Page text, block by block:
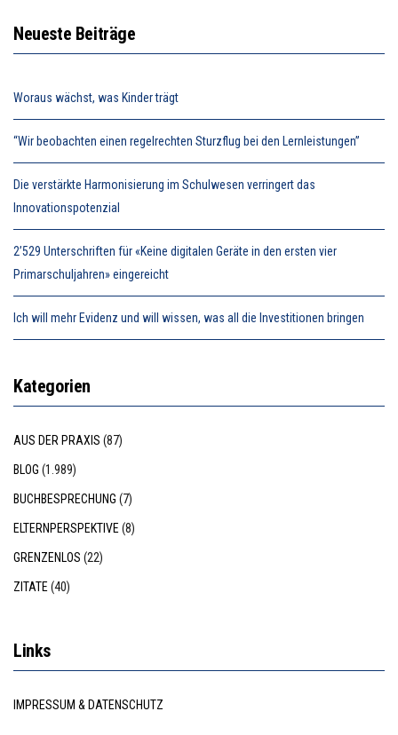
Neueste Beiträge
Woraus wächst, was Kinder trägt
“Wir beobachten einen regelrechten Sturzflug bei den Lernleistungen”
Die verstärkte Harmonisierung im Schulwesen verringert das
Innovationspotenzial
2’529 Unterschriften für «Keine digitalen Geräte in den ersten vier
Primarschuljahren» eingereicht
Ich will mehr Evidenz und will wissen, was all die Investitionen bringen
Kategorien
AUS DER PRAXIS (87)
BLOG (1.989)
BUCHBESPRECHUNG (7)
ELTERNPERSPEKTIVE (8)
GRENZENLOS (22)
ZITATE (40)
Links
IMPRESSUM & DATENSCHUTZ